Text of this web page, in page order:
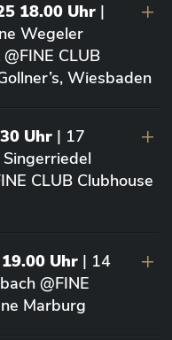
18.00 Uhr |
Wegeler
CLUB
Wiesbaden
Uhr | 17
CLUB Clubhouse
Uhr | 14
@FINE
Marburg